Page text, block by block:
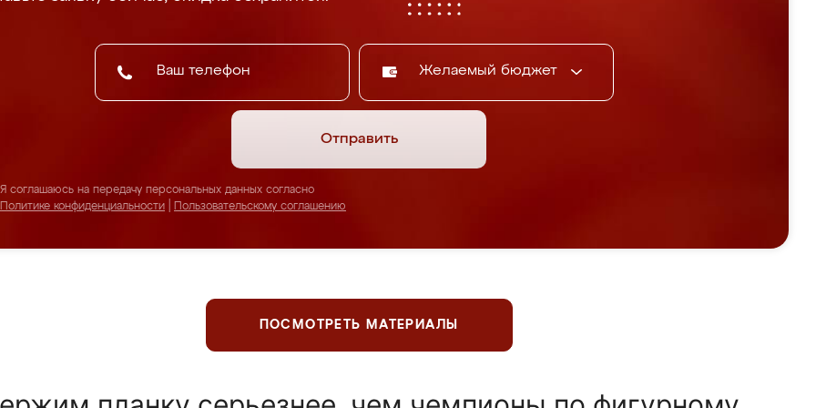
Желаемый бюджет
Отправить
Я соглашаюсь на передачу персональных данных согласно
Политике конфиденциальности
Пользовательскому соглашению
ПОСМОТРЕТЬ МАТЕРИАЛЫ